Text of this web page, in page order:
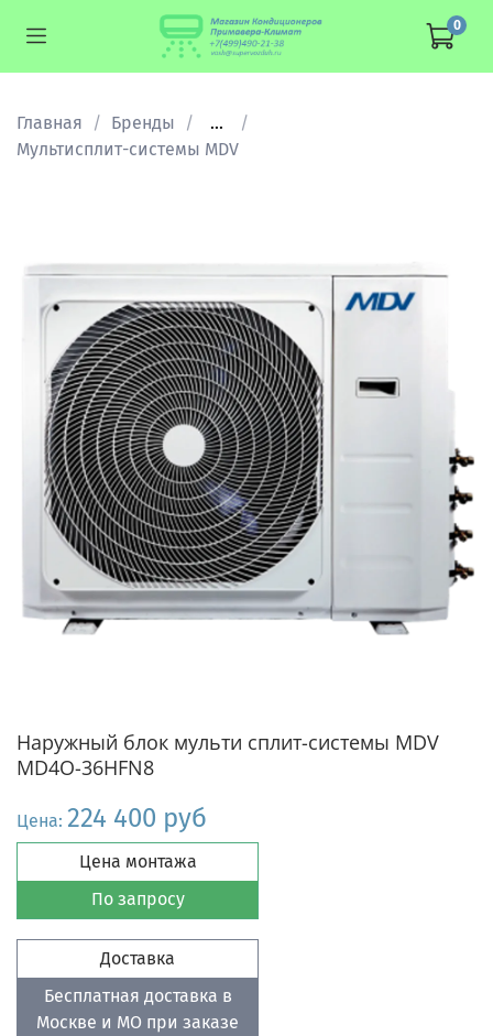
0
Главная Бренды
...
Мультисплит-cистемы MDV
Наружный блок мульти сплит-системы MDV
MD4O-36HFN8
Цена: 224 400 руб
Цена монтажа
По запросу
Доставка
Бесплатная доставка в
Москве и МО при заказе